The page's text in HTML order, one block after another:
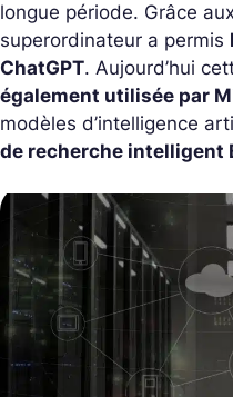
longue période. Grâce
superordinateur a permis
ChatGPT. Aujourd’hui
également utilisée par
modèles d’intelligence
de recherche intelligent